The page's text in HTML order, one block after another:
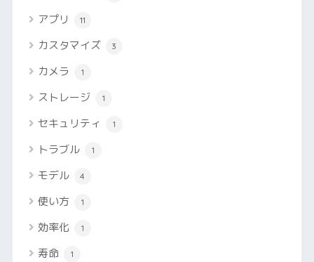
アプリ 11
カスタマイズ 3
カメラ 1
ストレージ 1
セキュリティ 1
トラブル 1
モデル 4
使い方 1
効率化 1
寿命 1